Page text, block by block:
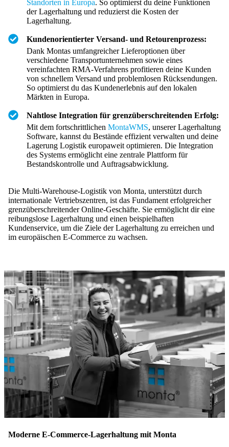
Standorten in Europa. So optimierst du deine Funktionen
der Lagerhaltung und reduzierst die Kosten der
Lagerhaltung.
Kundenorientierter Versand- und Retourenprozess:
Dank Montas umfangreicher Lieferoptionen über
verschiedene Transportunternehmen sowie eines
vereinfachten RMA-Verfahrens profitieren deine Kunden
von schnellem Versand und problemlosen Rücksendungen.
So optimierst du das Kundenerlebnis auf den lokalen
Märkten in Europa.
Nahtlose Integration für grenzüberschreitenden Erfolg:
Mit dem fortschrittlichen MontaWMS, unserer Lagerhaltung
Software, kannst du Bestände effizient verwalten und deine
Lagerung Logistik europaweit optimieren. Die Integration
des Systems ermöglicht eine zentrale Plattform für
Bestandskontrolle und Auftragsabwicklung.
Die Multi-Warehouse-Logistik von Monta, unterstützt durch
internationale Vertriebszentren, ist das Fundament erfolgreicher
grenzüberschreitender Online-Geschäfte. Sie ermöglicht dir eine
reibungslose Lagerhaltung und einen beispielhaften
Kundenservice, um die Ziele der Lagerhaltung zu erreichen und
im europäischen E-Commerce zu wachsen.
Moderne E-Commerce-Lagerhaltung mit Monta